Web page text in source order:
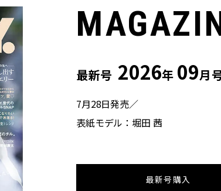
最新号 2026年 09月
7月28日発売／
表紙モデル：堀田 茜
最新号購入